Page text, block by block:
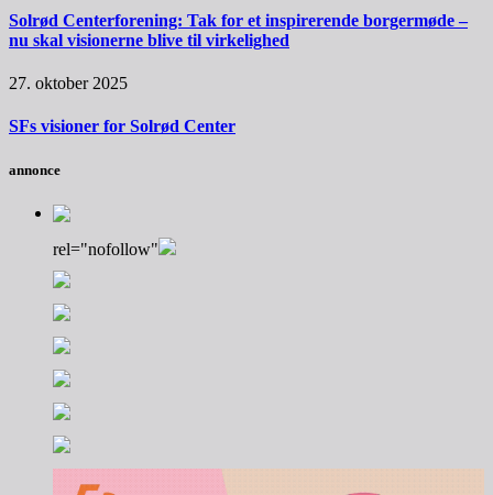
Solrød Centerforening: Tak for et inspirerende borgermøde –
nu skal visionerne blive til virkelighed
27. oktober 2025
SFs visioner for Solrød Center
annonce
rel="nofollow"